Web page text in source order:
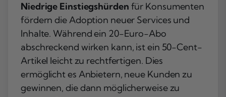
Niedrige Einstiegshürden für Konsumenten
fördern die Adoption neuer Services und
Inhalte. Während ein 20-Euro-Abo
abschreckend wirken kann, ist ein 50-Cent-
Artikel leicht zu rechtfertigen. Dies
ermöglicht es Anbietern, neue Kunden zu
gewinnen, die dann möglicherweise zu